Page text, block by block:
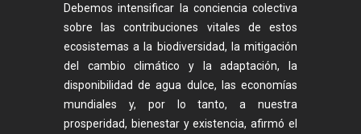
Debemos intensificar la conciencia colectiva
sobre las contribuciones vitales de estos
ecosistemas a la biodiversidad, la mitigación
del cambio climático y la adaptación, la
disponibilidad de agua dulce, las economías
mundiales y, por lo tanto, a nuestra
prosperidad, bienestar y existencia, afirmó el